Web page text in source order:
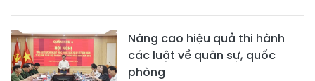
Nâng cao hiệu quả thi hành
các luật về quân sự, quốc
phòng